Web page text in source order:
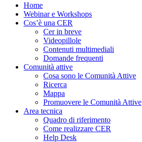
Home
Webinar e Workshops
Cos’è una CER
Cer in breve
Videopillole
Contenuti multimediali
Domande frequenti
Comunità attive
Cosa sono le Comunità Attive
Ricerca
Mappa
Promuovere le Comunità Attive
Area tecnica
Quadro di riferimento
Come realizzare CER
Help Desk